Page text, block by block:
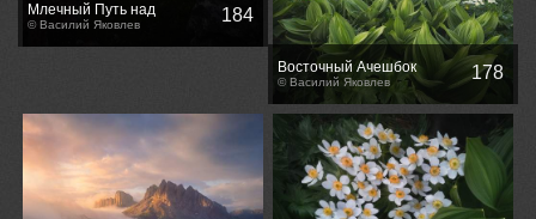
Млечный Путь над
Чертовыми воротами
© Василий Яковлев 184
Восточный Ачешбок
© Василий Яковлев 178